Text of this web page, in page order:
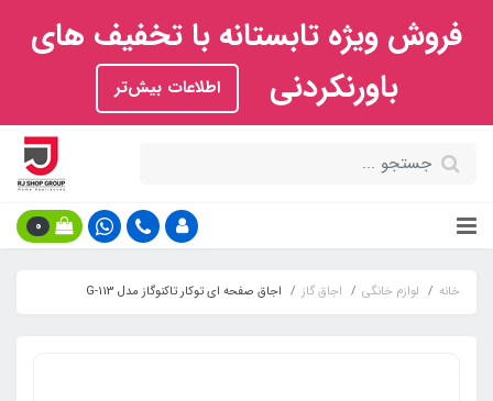
فروش ویژه تابستانه با تخفیف های
باورنکردنی
اطلاعات بیش‌تر
0
خانه لوازم خانگی اجاق گاز اجاق صفحه ای توکار تاکنوگاز مدل G-113